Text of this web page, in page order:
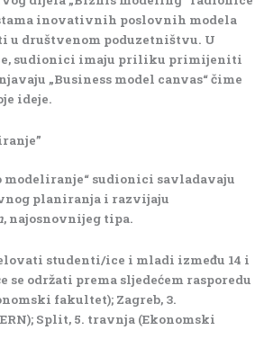
inovativnih poslovnih modela
u društvenom poduzetništvu. U
sudionici imaju priliku primijeniti
„Business model canvas“ čime
ideje.
modeliranje“ sudionici savladavaju
planiranja i razvijaju
, najosnovnijeg tipa.
studenti/ice i mladi između 14 i
se održati prema sljedećem rasporedu
fakultet); Zagreb, 3.
Split, 5. travnja (Ekonomski